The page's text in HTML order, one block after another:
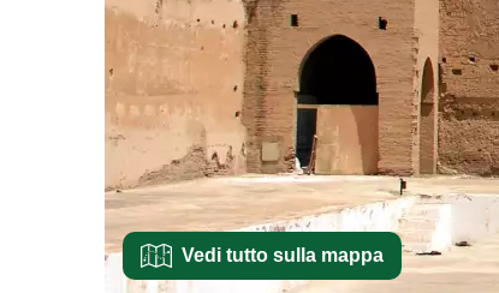
Vedi tutto sulla mappa